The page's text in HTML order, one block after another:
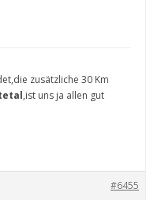
zusätzliche 30 Km
,ist uns ja allen gut
#6455